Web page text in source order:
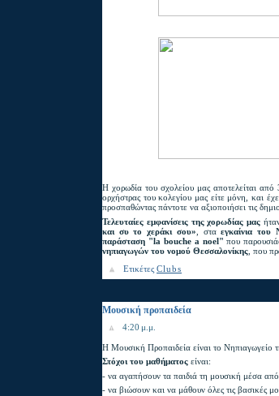
Η χορωδία του σχολείου μας αποτελείται
ορχήστρας του κολεγίου μας είτε μόνη, και
προσπαθώντας πάντοτε να αξιοποιήσει τις
Τελευταίες εμφανίσεις της χορωδίας μας
και συ το χεράκι σου» , σταεγκαίνια του
παράσταση "la bouche a noel" που
νηπιαγωγών του νομού Θεσσαλονίκης , που
Ετικέτες Clubs
Mουσική προπαιδεία
4:20 μ.μ.
Η Μουσική Προπαιδεία είναι το Νηπιαγωγείο
Στόχοι του μαθήματος είναι:
- να αγαπήσουν τα παιδιά τη μουσική μέσα από
- να βιώσουν και να μάθουν όλες τις βασικές